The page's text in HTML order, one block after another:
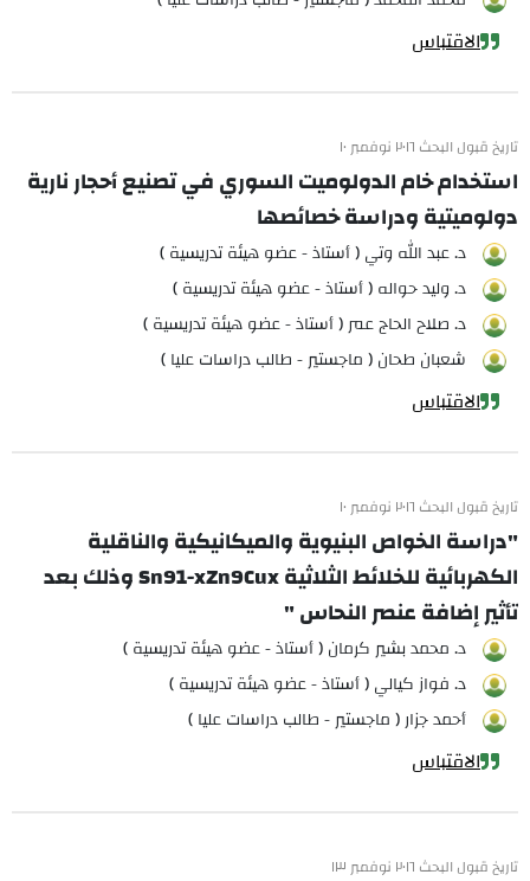
الاقتباس
تاريخ قبول البحث ٢٠١٦ نوفمبر ١٠
استخدام خام الدولوميت السوري في تصنيع أحجار نارية
دولوميتية ودراسة خصائصها
د. عبد الله وتي ( أستاذ - عضو هيئة تدريسية )
د. وليد حواله ( أستاذ - عضو هيئة تدريسية )
د. صلاح الحاج عمر ( أستاذ - عضو هيئة تدريسية )
شعبان طحان ( ماجستير - طالب دراسات عليا )
الاقتباس
تاريخ قبول البحث ٢٠١٦ نوفمبر ١٠
"دراسة الخواص البنيوية والميكانيكية والناقلية
الكهربائية للخلائط الثلاثية Sn91-xZn9Cux وذلك بعد
تأثير إضافة عنصر النحاس "
د. محمد بشير كرمان ( أستاذ - عضو هيئة تدريسية )
د. فواز كيالي ( أستاذ - عضو هيئة تدريسية )
أحمد جزار ( ماجستير - طالب دراسات عليا )
الاقتباس
تاريخ قبول البحث ٢٠١٦ نوفمبر ١٣